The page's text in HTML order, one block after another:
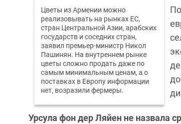
Цветы из Армении можно
реализовывать на рынках ЕС,
стран Центральной Азии, арабских
государств и соседних стран,
заявил премьер-министр Никол
Пашинян. На внутреннем рынке
цветы сложно продать даже по
самым минимальным ценам, а о
поставках в Европу информации
нет, возразили фермеры.
Урсула фон дер Ляйен не назвала